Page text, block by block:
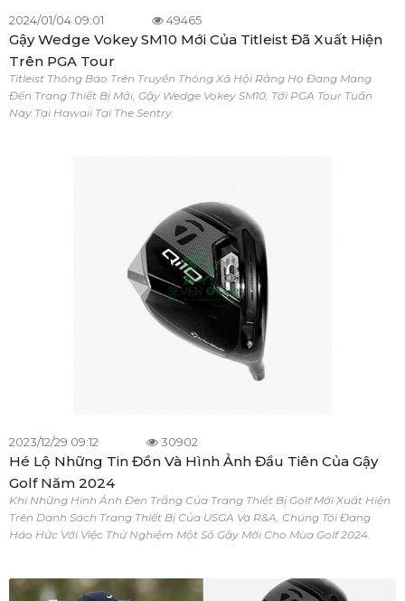
2024/01/04 09:01 49465
Gậy Wedge Vokey SM10 Mới Của Titleist Đã Xuất Hiện
Trên PGA Tour
Titleist Thông Báo Trên Truyền Thông Xã Hội Rằng Họ Đang Mang
Đến Trang Thiết Bị Mới, Gậy Wedge Vokey SM10, Tới PGA Tour Tuần
Này Tại Hawaii Tại The Sentry.
2023/12/29 09:12 30902
Hé Lộ Những Tin Đồn Và Hình Ảnh Đầu Tiên Của Gậy
Golf Năm 2024
Khi Những Hình Ảnh Đen Trắng Của Trang Thiết Bị Golf Mới Xuất Hiện
Trên Danh Sách Trang Thiết Bị Của USGA Và R&A, Chúng Tôi Đang
Háo Hức Với Việc Thử Nghiệm Một Số Gậy Mới Cho Mùa Golf 2024.